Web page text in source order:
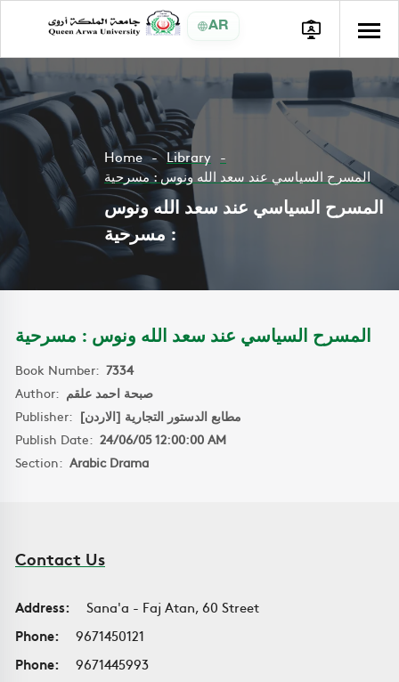
AR
Home
Library
المسرح السياسي عند سعد الله ونوس : مسرحية
المسرح السياسي عند سعد الله ونوس
: مسرحية
المسرح السياسي عند سعد الله ونوس : مسرحية
Book Number: 7334
Author: صبحة احمد علقم
Publisher: مطابع الدستور التجارية [الاردن]
Publish Date: 24/06/05 12:00:00 AM
Section: Arabic Drama
Contact Us
Address:
Sana'a - Faj Atan, 60 Street
Phone:
9671450121
Phone:
9671445993